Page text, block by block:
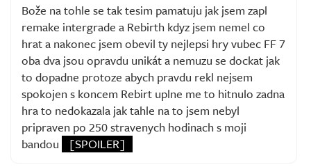
Bože na tohle se tak tesim pamatuju jak jsem zapl
remake intergrade a Rebirth kdyz jsem nemel co
hrat a nakonec jsem obevil ty nejlepsi hry vubec FF 7
oba dva jsou opravdu unikát a nemuzu se dockat jak
to dopadne protoze abych pravdu rekl nejsem
spokojen s koncem Rebirt uplne me to hitnulo zadna
hra to nedokazala jak tahle na to jsem nebyl
pripraven po 250 stravenych hodinach s moji
bandou
[SPOILER]